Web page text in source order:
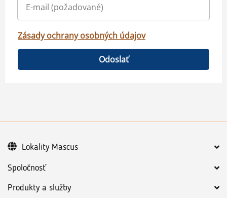
Zásady ochrany osobných údajov
Odoslať
Spoločnosť
Produkty a služby
Lokality Mascus